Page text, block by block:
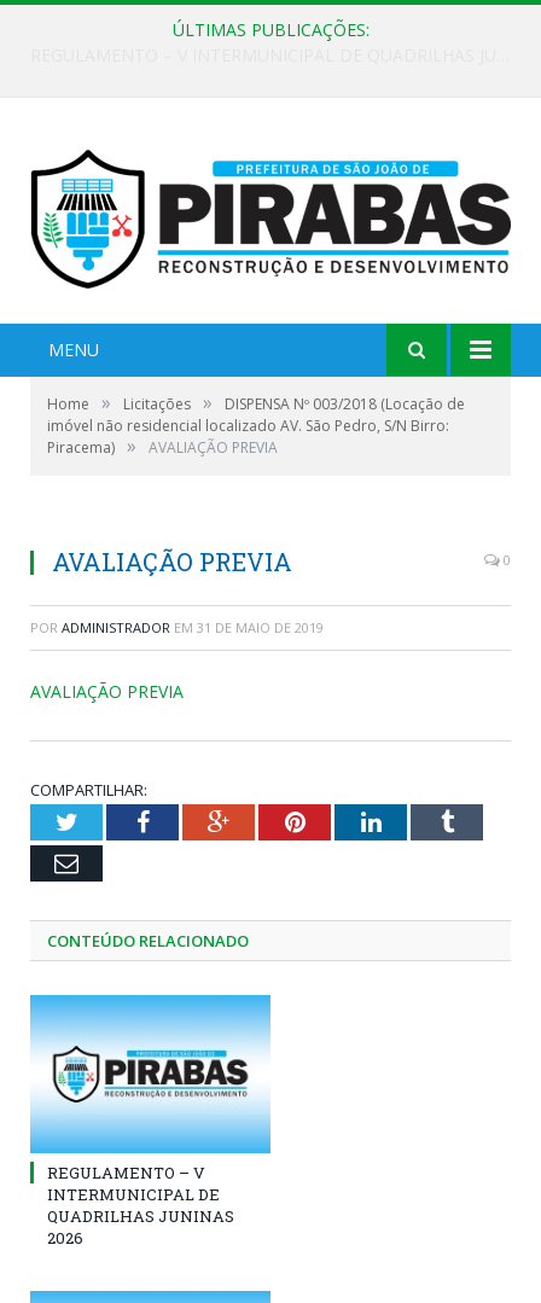
ÚLTIMAS PUBLICAÇÕES:
MENU
Home » Licitações »
DISPENSA Nº 003/2018 (Locação de
imóvel não residencial localizado AV. São Pedro, S/N Birro:
Piracema) » AVALIAÇÃO PREVIA
AVALIAÇÃO PREVIA 0
POR ADMINISTRADOR EM 31 DE MAIO DE 2019
AVALIAÇÃO PREVIA
COMPARTILHAR:
TwitterFacebookGoogle+PinterestLinkedInTumblr
Email
CONTEÚDO RELACIONADO
REGULAMENTO – V
INTERMUNICIPAL DE
QUADRILHAS JUNINAS
2026